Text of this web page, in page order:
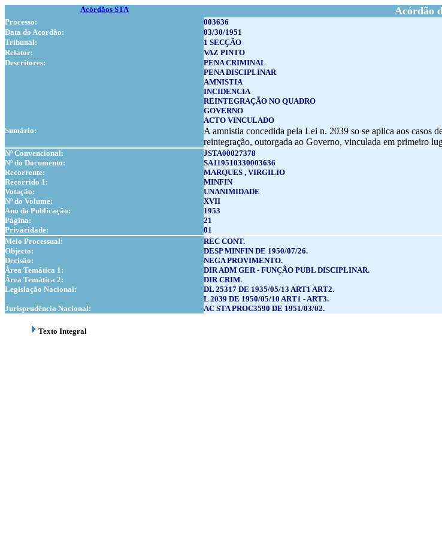
Acórdãos STA Acórdão
Processo:
003636
Data do Acordão:
03/30/1951
Tribunal:
1 SECÇÃO
Relator:
VAZ PINTO
Descritores:
PENA CRIMINAL
PENA DISCIPLINAR
AMNISTIA
INCIDENCIA
REINTEGRAÇÃO NO QUADRO
GOVERNO
ACTO VINCULADO
Sumário:
A amnistia concedida pela Lei n. 2039 so se aplica aos casos
reintegração, outorgada ao Governo, vinculada em primeiro
Nº Convencional:
JSTA00027378
Nº do Documento:
SA119510330003636
Recorrente:
MARQUES , VIRGILIO
Recorrido 1:
MINFIN
Votação:
UNANIMIDADE
Nº do Volume:
XVII
Ano da Publicação:
1953
Página:
21
Privacidade:
01
Meio Processual:
REC CONT.
Objecto:
DESP MINFIN DE 1950/07/26.
Decisão:
NEGA PROVIMENTO.
Área Temática 1:
DIR ADM GER - FUNÇÃO PUBL DISCIPLINAR.
Área Temática 2:
DIR CRIM.
Legislação Nacional:
DL 25317 DE 1935/05/13 ART1 ART2.
L 2039 DE 1950/05/10 ART1 - ART3.
Jurisprudência Nacional:
AC STA PROC3590 DE 1951/03/02.
Texto Integral